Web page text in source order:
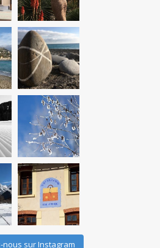
Mar 9
therouteantognelli
Fév 23
therouteantognelli
Jan 17
therouteantognelli
Jan 16
nous sur Instagram